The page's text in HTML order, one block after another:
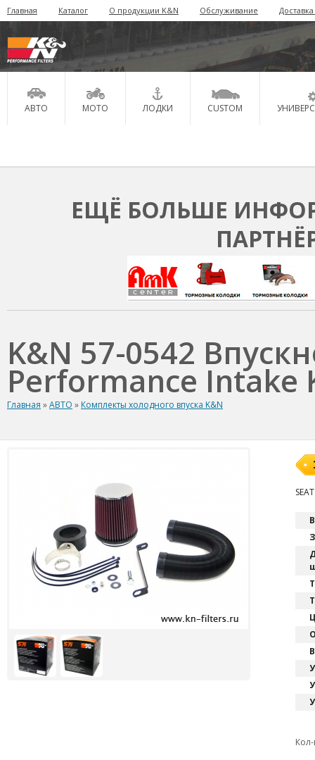
Главная Каталог О продукции K&N Обслуживание
АВТО МОТО ЛОДКИ CUSTOM
ЕЩЁ БОЛЬШЕ
K&N 57-0542
Performance Intake
Главная »АВТО » Комплекты холодного впуска K&N